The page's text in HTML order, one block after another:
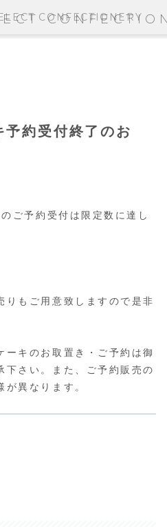
予約受付終了のお
ご予約受付は限定数に達し
りもご用意致しますので是非
キのお取置き・ご予約は御
下さい。また、ご予約販売の
が異なります。
CONFECTIONERY